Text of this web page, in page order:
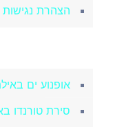
הצהרת נגישות
אופנוע ים
סירת טורנדו